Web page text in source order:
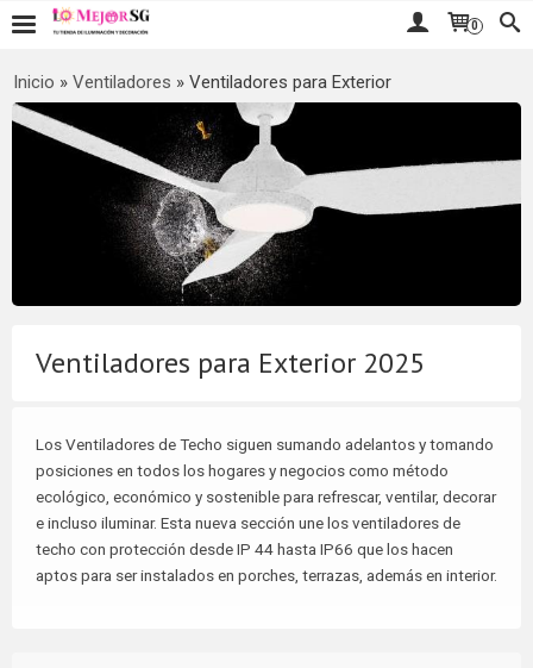
0
Inicio » Ventiladores » Ventiladores para Exterior
Ventiladores para Exterior 2025
Los Ventiladores de Techo siguen sumando adelantos y tomando
posiciones en todos los hogares y negocios como método
ecológico, económico y sostenible para refrescar, ventilar, decorar
e incluso iluminar. Esta nueva sección une los ventiladores de
techo con protección desde IP 44 hasta IP66 que los hacen
aptos para ser instalados en porches, terrazas, además en interior.